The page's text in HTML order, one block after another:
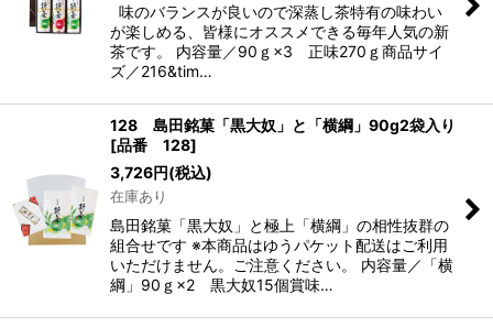
味のバランスが良いので深蒸し茶特有の味わい
が楽しめる、皆様にオススメできる毎年人気の新
茶です。 内容量／90ｇ×3 正味270ｇ商品サイ
ズ／216&tim…
128 島田銘菓「黒大奴」と「横綱」90g2袋入り
[品番 128]
3,726円(税込)
在庫あり
島田銘菓「黒大奴」と極上「横綱」の相性抜群の
組合せです ※本商品はゆうパケット配送はご利用
いただけません。ご注意ください。 内容量／「横
綱」90ｇ×2 黒大奴15個賞味…